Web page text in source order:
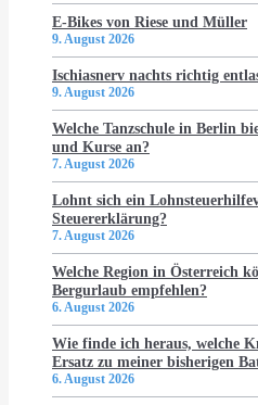
E-Bikes von Riese und Müller
9. August 2026
Ischiasnerv nachts richtig
9. August 2026
Welche Tanzschule in Berlin
und Kurse an?
7. August 2026
Lohnt sich ein
Steuererklärung?
7. August 2026
Welche Region in Österreich
Bergurlaub empfehlen?
6. August 2026
Wie finde ich heraus, welche
Ersatz zu meiner bisherigen
6. August 2026